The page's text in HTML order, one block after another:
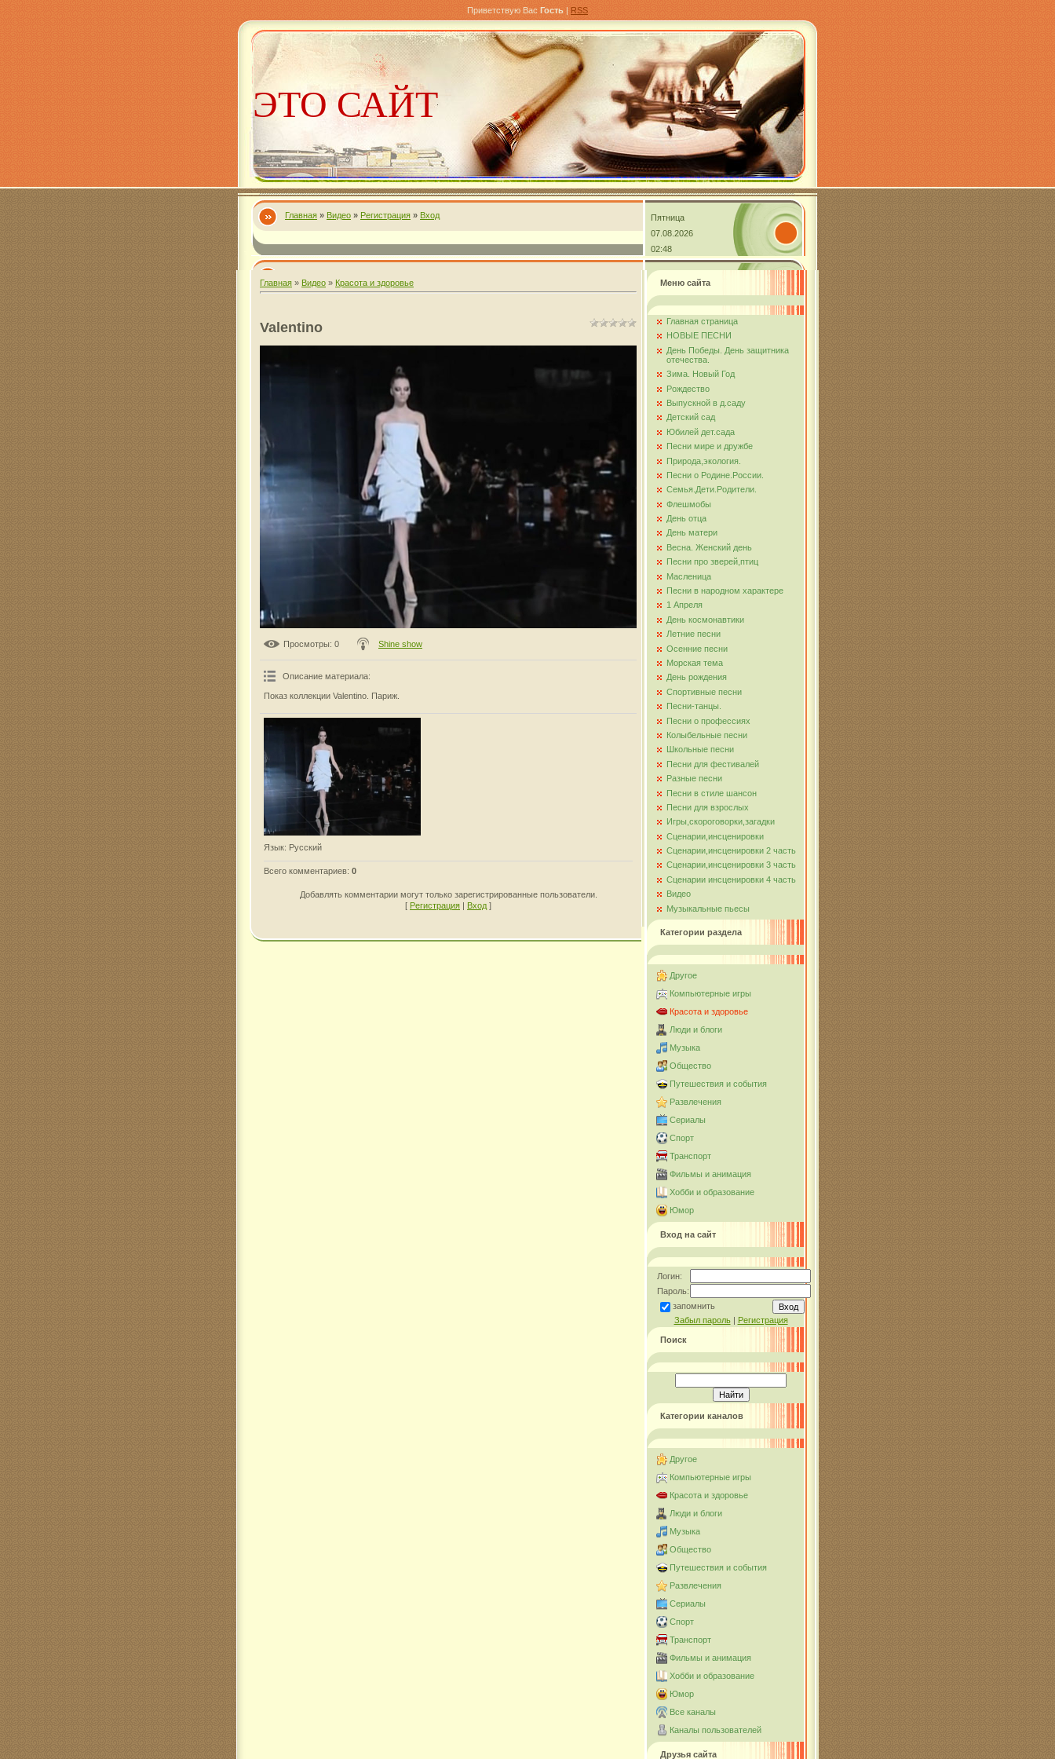
Приветствую Вас Гость | RSS
ЭТО САЙТ
Александра
Комарова
Главная » Видео » Регистрация » Вход
Пятница
07.08.2026
02:48
Главная » Видео » Красота и здоровье
Valentino
Просмотры: 0 Shine show
Описание материала:
Показ коллекции Valentino. Париж.
Язык: Русский
Всего комментариев: 0
Добавлять комментарии могут только зарегистрированные пользователи.
[ Регистрация | Вход ]
Меню сайта
Главная страница
НОВЫЕ ПЕСНИ
День Победы. День защитника
отечества.
Зима. Новый Год
Рождество
Выпускной в д.саду
Детский сад
Юбилей дет.сада
Песни мире и дружбе
Природа,экология.
Песни о Родине.России.
Семья.Дети.Родители.
Флешмобы
День отца
День матери
Весна. Женский день
Песни про зверей,птиц
Масленица
Песни в народном характере
1 Апреля
День космонавтики
Летние песни
Осенние песни
Морская тема
День рождения
Спортивные песни
Песни-танцы.
Песни о профессиях
Колыбельные песни
Школьные песни
Песни для фестивалей
Разные песни
Песни в стиле шансон
Песни для взрослых
Игры,скороговорки,загадки
Сценарии,инсценировки
Сценарии,инсценировки 2 часть
Сценарии,инсценировки 3 часть
Сценарии инсценировки 4 часть
Видео
Музыкальные пьесы
Категории раздела
Другое
Компьютерные игры
Красота и здоровье
Люди и блоги
Музыка
Общество
Путешествия и события
Развлечения
Сериалы
Спорт
Транспорт
Фильмы и анимация
Хобби и образование
Юмор
Вход на сайт
Логин:
Пароль:
запомнить
Забыл пароль| Регистрация
Поиск
Категории каналов
Другое
Компьютерные игры
Красота и здоровье
Люди и блоги
Музыка
Общество
Путешествия и события
Развлечения
Сериалы
Спорт
Транспорт
Фильмы и анимация
Хобби и образование
Юмор
Все каналы
Каналы пользователей
Друзья сайта